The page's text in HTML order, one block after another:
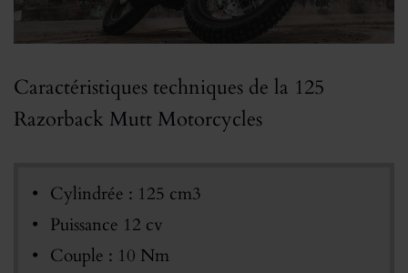
Caractéristiques techniques de la 125
Razorback Mutt Motorcycles
Cylindrée : 125 cm3
Puissance 12 cv
Couple : 10 Nm